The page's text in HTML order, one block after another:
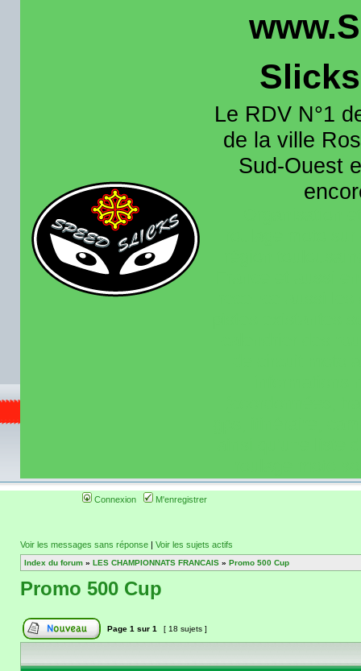
Le RDV N°1
de la ville
Sud-Ouest
Connexion M'enregistrer
Voir les messages sans réponse | Voir les sujets actifs
Index du forum » LES CHAMPIONNATS FRANCAIS » Promo 500 Cup
Promo 500 Cup
Page 1 sur 1 [ 18 sujets ]